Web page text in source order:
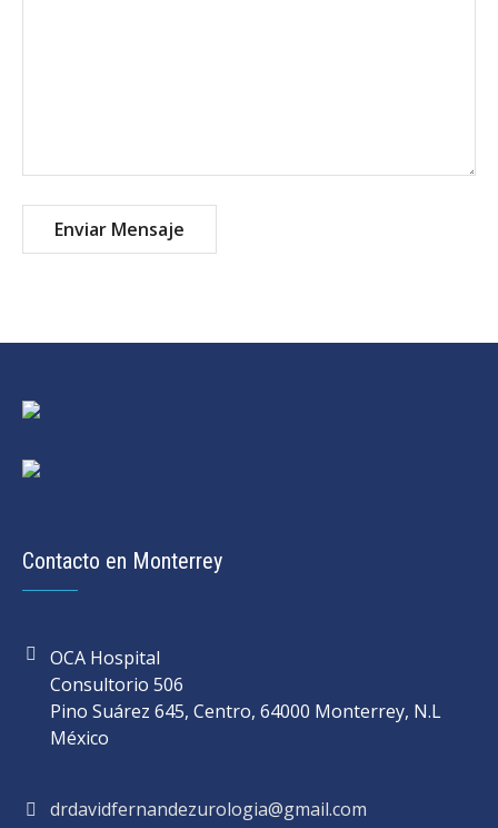
Contacto en Monterrey
OCA Hospital
Consultorio 506
Pino Suárez 645, Centro, 64000 Monterrey, N.L
México
drdavidfernandezurologia@gmail.com